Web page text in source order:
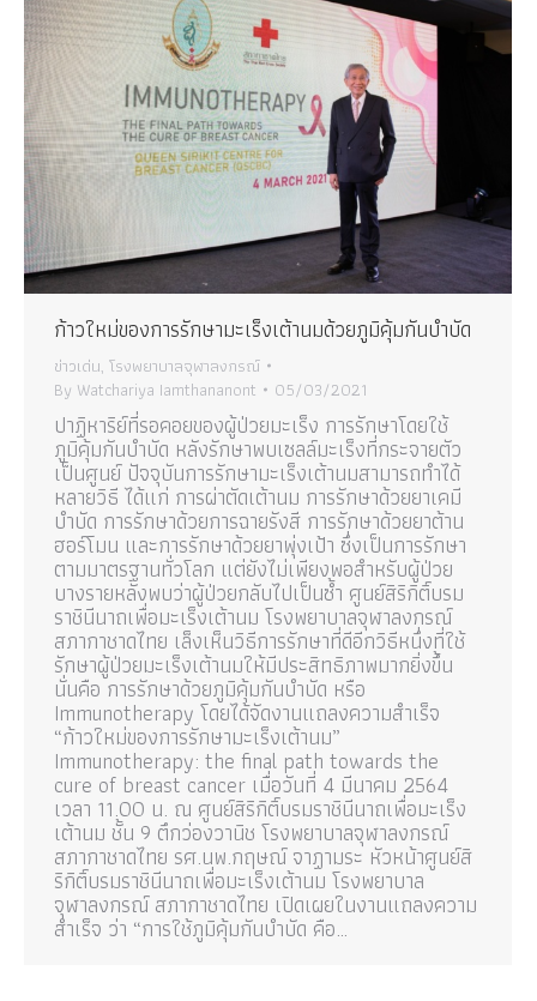
ก้าวใหม่ของการรักษามะเร็งเต้านมด้วยภูมิคุ้มกันบำบัด
ข่าวเด่น, โรงพยาบาลจุฬาลงกรณ์
By Watchariya Iamthananont 05/03/2021
ปาฏิหาริย์ที่รอคอยของผู้ป่วยมะเร็ง การรักษาโดยใช้
ภูมิคุ้มกันบำบัด หลังรักษาพบเซลล์มะเร็งที่กระจายตัว
เป็นศูนย์ ปัจจุบันการรักษามะเร็งเต้านมสามารถทำได้
หลายวิธี ได้แก่ การผ่าตัดเต้านม การรักษาด้วยยาเคมี
บำบัด การรักษาด้วยการฉายรังสี การรักษาด้วยยาต้าน
ฮอร์โมน และการรักษาด้วยยาพุ่งเป้า ซึ่งเป็นการรักษา
ตามมาตรฐานทั่วโลก แต่ยังไม่เพียงพอสำหรับผู้ป่วย
บางรายหลังพบว่าผู้ป่วยกลับไปเป็นซ้ำ ศูนย์สิริกิติ์บรม
ราชินีนาถเพื่อมะเร็งเต้านม โรงพยาบาลจุฬาลงกรณ์
สภากาชาดไทย เล็งเห็นวิธีการรักษาที่ดีอีกวิธีหนึ่งที่ใช้
รักษาผู้ป่วยมะเร็งเต้านมให้มีประสิทธิภาพมากยิ่งขึ้น
นั่นคือ การรักษาด้วยภูมิคุ้มกันบำบัด หรือ
Immunotherapy โดยได้จัดงานแถลงความสำเร็จ
“ก้าวใหม่ของการรักษามะเร็งเต้านม”
Immunotherapy: the final path towards the
cure of breast cancer เมื่อวันที่ 4 มีนาคม 2564
เวลา 11.00 น. ณ ศูนย์สิริกิติ์บรมราชินีนาถเพื่อมะเร็ง
เต้านม ชั้น 9 ตึกว่องวานิช โรงพยาบาลจุฬาลงกรณ์
สภากาชาดไทย รศ.นพ.กฤษณ์ จาฏามระ หัวหน้าศูนย์สิ
ริกิติ์บรมราชินีนาถเพื่อมะเร็งเต้านม โรงพยาบาล
จุฬาลงกรณ์ สภากาชาดไทย เปิดเผยในงานแถลงความ
สำเร็จ ว่า “การใช้ภูมิคุ้มกันบำบัด คือ…